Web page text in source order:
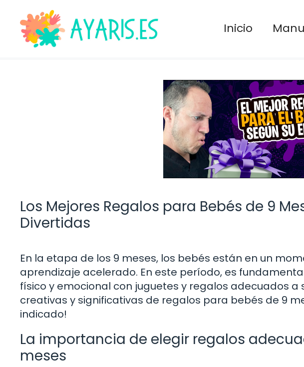
contenido
Inicio
Los Mejores Regalos para Bebés de 9
Divertidas
En la etapa de los 9 meses, los bebés están en un
aprendizaje acelerado. En este período, es
físico y emocional con juguetes y regalos adecuados a
creativas y significativas de regalos para bebés de 9
indicado!
La importancia de elegir regalos
meses